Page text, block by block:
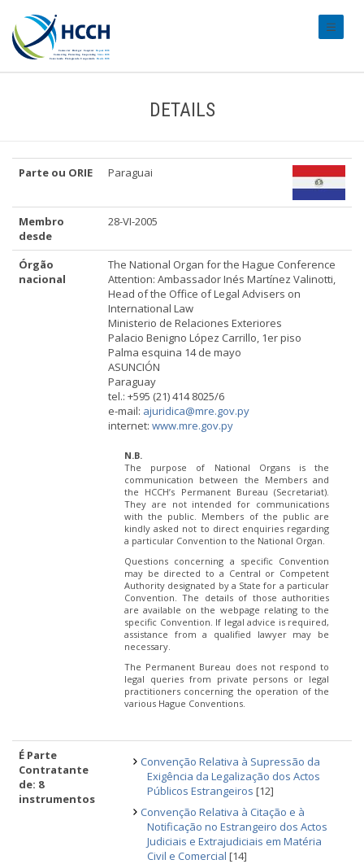
DETAILS
Parte ou ORIE Paraguai
Membro
desde
28-VI-2005
Órgão
nacional
The National Organ for the Hague Conference
Attention: Ambassador Inés Martínez Valinotti,
Head of the Office of Legal Advisers on
International Law
Ministerio de Relaciones Exteriores
Palacio Benigno López Carrillo, 1er piso
Palma esquina 14 de mayo
ASUNCIÓN
Paraguay
tel.: +595 (21) 414 8025/6
e-mail: ajuridica@mre.gov.py
internet: www.mre.gov.py
N.B.
The purpose of National Organs is the
communication between the Members and
the HCCH’s Permanent Bureau (Secretariat).
They are not intended for communications
with the public. Members of the public are
kindly asked not to direct enquiries regarding
a particular Convention to the National Organ.
Questions concerning a specific Convention
may be directed to a Central or Competent
Authority designated by a State for a particular
Convention. The details of those authorities
are available on the webpage relating to the
specific Convention. If legal advice is required,
assistance from a qualified lawyer may be
necessary.
The Permanent Bureau does not respond to
legal queries from private persons or legal
practitioners concerning the operation of the
various Hague Conventions.
É Parte
Contratante
de: 8
instrumentos
Convenção Relativa à Supressão da
Exigência da Legalização dos Actos
Públicos Estrangeiros [12]
Convenção Relativa à Citação e à
Notificação no Estrangeiro dos Actos
Judiciais e Extrajudiciais em Matéria
Civil e Comercial [14]